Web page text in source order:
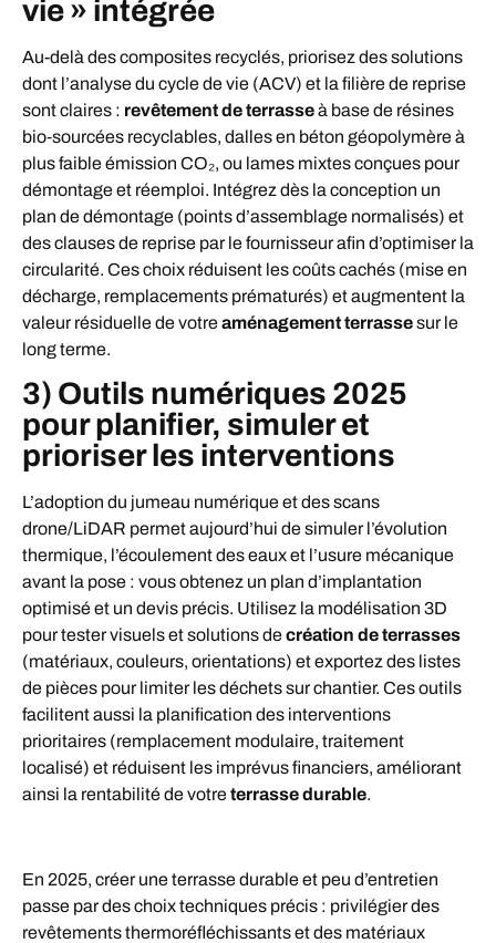
vie » intégrée
Au-delà des composites recyclés, priorisez des solutions
dont l’analyse du cycle de vie (ACV) et la filière de reprise
sont claires : revêtement de terrasseà base de résines
bio‑sourcées recyclables, dalles en béton géopolymère à
plus faible émission CO₂, ou lames mixtes conçues pour
démontage et réemploi. Intégrez dès la conception un
plan de démontage (points d’assemblage normalisés) et
des clauses de reprise par le fournisseur afin d’optimiser la
circularité. Ces choix réduisent les coûts cachés (mise en
décharge, remplacements prématurés) et augmentent la
valeur résiduelle de votreaménagement terrassesur le
long terme.
3) Outils numériques 2025
pour planifier, simuler et
prioriser les interventions
L’adoption du jumeau numérique et des scans
drone/LiDAR permet aujourd’hui de simuler l’évolution
thermique, l’écoulement des eaux et l’usure mécanique
avant la pose : vous obtenez un plan d’implantation
optimisé et un devis précis. Utilisez la modélisation 3D
pour tester visuels et solutions decréation de terrasses
(matériaux, couleurs, orientations) et exportez des listes
de pièces pour limiter les déchets sur chantier. Ces outils
facilitent aussi la planification des interventions
prioritaires (remplacement modulaire, traitement
localisé) et réduisent les imprévus financiers, améliorant
ainsi la rentabilité de votreterrasse durable.
En 2025, créer une terrasse durable et peu d’entretien
passe par des choix techniques précis : privilégier des
revêtements thermoréfléchissants et des matériaux